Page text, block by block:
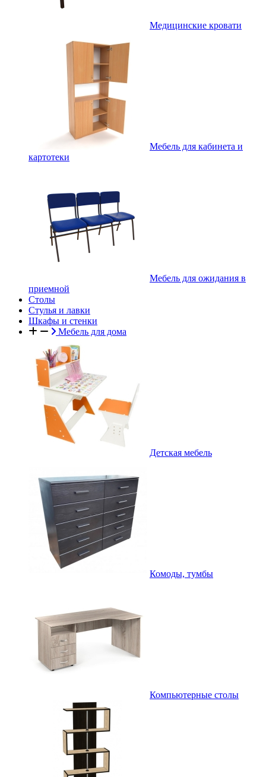
Медицинские кровати
Мебель для кабинета и
картотеки
Мебель для ожидания в
приемной
Столы
Стулья и лавки
Шкафы и стенки
Мебель для дома
Детская мебель
Комоды, тумбы
Компьютерные столы